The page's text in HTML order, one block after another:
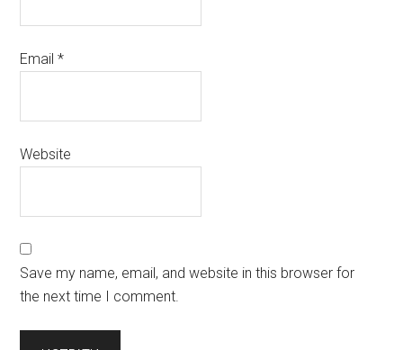
Email*
Website
Save my name, email, and website in this browser for
the next time I comment.